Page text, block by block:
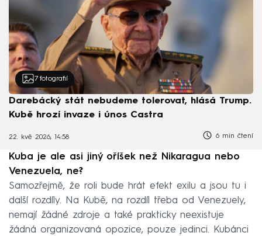
7 fotografií
Darebácký stát nebudeme tolerovat, hlásá Trump.
Kubě hrozí invaze i únos Castra
22. kvě 2026, 14:58 6 min čtení
Kuba je ale asi jiný oříšek než Nikaragua nebo
Venezuela, ne?
Samozřejmě, že roli bude hrát efekt exilu a jsou tu i
další rozdíly. Na Kubě, na rozdíl třeba od Venezuely,
nemají žádné zdroje a také prakticky neexistuje
žádná organizovaná opozice, pouze jedinci. Kubánci